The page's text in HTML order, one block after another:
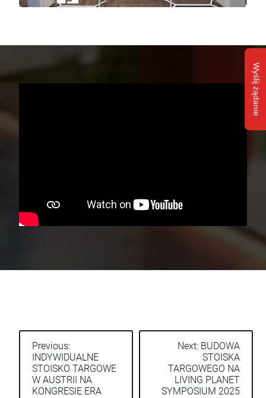
Wyślij żądanie
Post
navigation
Previous:
INDYWIDUALNE
STOISKO TARGOWE
W AUSTRII NA
KONGRESIE ERA
Next: BUDOWA
STOISKA
TARGOWEGO NA
LIVING PLANET
SYMPOSIUM 2025